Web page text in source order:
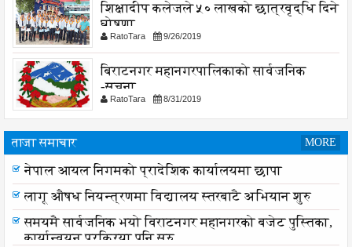
शिक्षादीप कलेजले ५० लाखको छात्रवृद्धि दिने
घोषणा
RatoTara 9/26/2019
बिराटनगर महानगरपालिकाको सार्वजनिक
-सुचना
RatoTara 8/31/2019
ताजा समाचार MORE
नेपाल आयल निगमको प्रादेशिक कार्यालयमा छापा
लागू औषध नियन्त्रणमा विद्यालय स्तरबाटै अभियान शुरु
समयमै सार्वजनिक भयो विराटनगर महानगरको बजेट पुस्तिका,
कार्यान्वयन प्रक्रिया पनि सुरु